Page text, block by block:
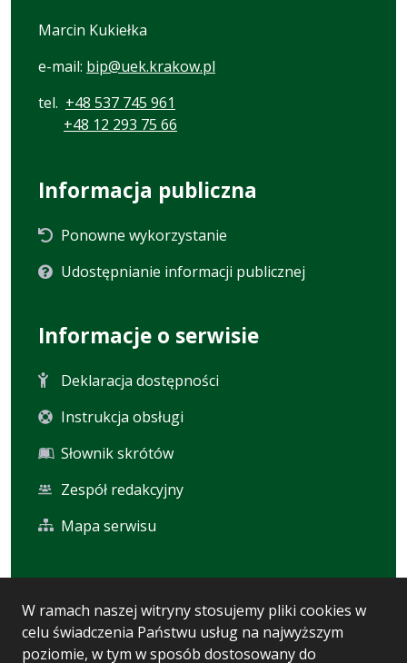
W ramach naszej witryny stosujemy pliki cookies w
celu świadczenia Państwu usług na najwyższym
poziomie, w tym w sposób dostosowany do
Marcin Kukiełka
e-mail: bip@uek.krakow.pl
tel. +48 537 745 961
+48 12 293 75 66
Informacja publiczna
Ponowne wykorzystanie
Udostępnianie informacji publicznej
Informacje o serwisie
Deklaracja dostępności
Instrukcja obsługi
Słownik skrótów
Zespół redakcyjny
Mapa serwisu
Statystyki oglądalności